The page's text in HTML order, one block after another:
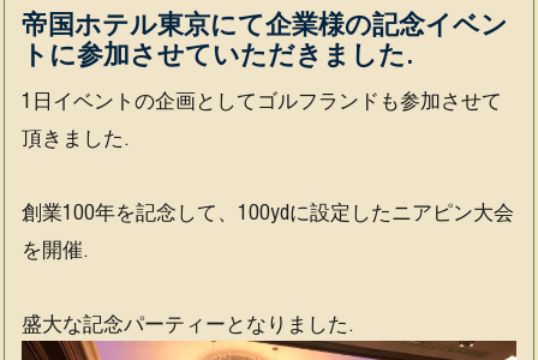
ゴ
ル
ス
マ
ー
プ
ラ
ス）
ョ
ッ
ス
マ
ー
2）
ー
ス
プ
ロ
ー
シ
ョ
2013-
2018
帝国ホテル東京にて企業様の記念イベン
トに参加させていただきました.
1日イベントの企画としてゴルフランドも参加させて
頂きました.
創業100年を記念して、100ydに設定したニアピン大会
を開催.
盛大な記念パーティーとなりました.